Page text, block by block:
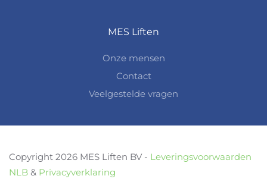
MES Liften
Onze mensen
Contact
Veelgestelde vragen
Copyright 2026 MES Liften BV - Leveringsvoorwaarden
NLB & Privacyverklaring